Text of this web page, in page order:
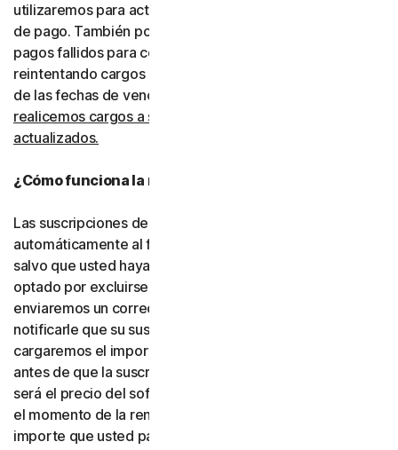
utilizaremos para actualizar automáticamente sus datos
de pago. También podemos volver a intentar procesar
pagos fallidos para completar las transacciones, incluso
reintentando cargos rechazados mediante la extensión
de las fechas de vencimiento.
realicemos cargos a su tipo de pago utilizando los datos
actualizados.
¿Cómo funciona la renovación automática?
Las suscripciones de pago se renovarán
automáticamente al finalizar su período de vigencia,
salvo que usted haya decidido no inscribirse o haya
optado por excluirse de la renovación automática. Le
enviaremos un correo electrónico con antelación para
notificarle que su suscripción está próxima a renovarse y
cargaremos el importe a su tipo de pago hasta 35 días
antes de que la suscripción finalice. El importe cargado
será el precio del software o de los servicios vigente en
el momento de la renovación, que puede ser distinto del
importe que usted pagó originalmente. Es su